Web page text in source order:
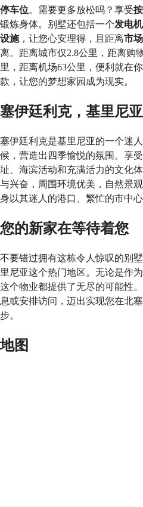
停车位。需要更多放松吗？享受
锻炼身体。别墅还包括一个发电机
设施，让您心安理得，且距离市场
离。距离城市仅2.8公里，距离购
里，距离机场63公里，便利就在
款，让您的梦想家园成为现实。
塞伊廷利克，基里尼
塞伊廷利克是基里尼亚的一个迷
候，营造出四季愉悦的氛围。享
址、海滨活动和充满活力的文化
与兴奋，周围环境优美，自然景
身以其迷人的港口、繁忙的市中
您的新家在等待着您
不要错过拥有这栋令人惊叹的别
里尼亚这个热门地区。无论是作
这个物业都提供了无尽的可能性
息或安排访问，迈出实现您在北
步。
地图